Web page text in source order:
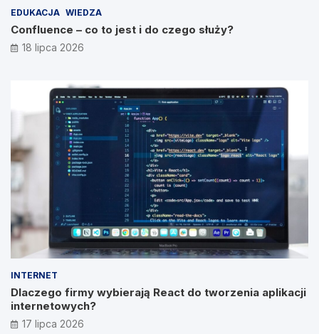
EDUKACJA WIEDZA
Confluence – co to jest i do czego służy?
18 lipca 2026
INTERNET
Dlaczego firmy wybierają React do tworzenia aplikacji
internetowych?
17 lipca 2026